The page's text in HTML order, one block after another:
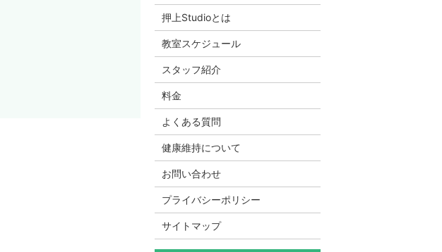
押上Studioとは
教室スケジュール
スタッフ紹介
料金
よくある質問
健康維持について
お問い合わせ
プライバシーポリシー
サイトマップ